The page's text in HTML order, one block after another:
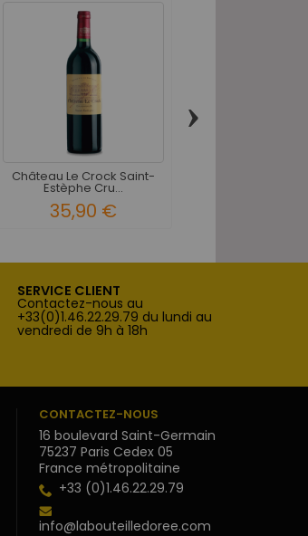
Château Le Crock Saint-
Estèphe Cru...
35,90 €
›
SERVICE CLIENT
Contactez-nous au
+33(0)1.46.22.29.79 du lundi au
vendredi de 9h à 18h
CONTACTEZ-NOUS
16 boulevard Saint-Germain
75237 Paris Cedex 05
France métropolitaine
+33 (0)1.46.22.29.79
info@labouteilledoree.com